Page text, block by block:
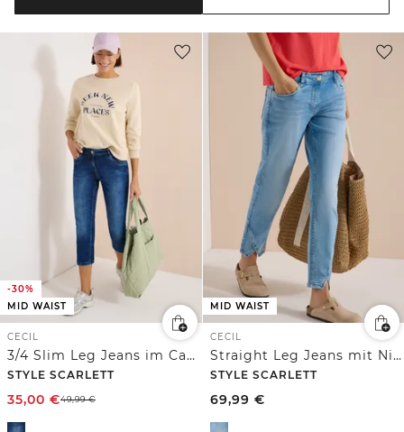
-30%
MID WAIST
CECIL
3/4 Slim Leg Jeans im Casual Fit
STYLE SCARLETT
35,00 €49,99€
MID WAIST
CECIL
Straight Leg Jeans mit Nietendetails
STYLE SCARLETT
69,99 €